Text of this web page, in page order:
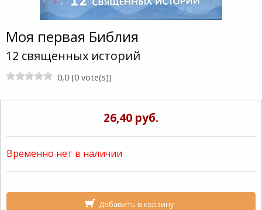
Моя первая Библия
12 священных историй
0,0 (0 vote(s))
26,40 руб.
Временно нет в наличии
Добавить в корзину